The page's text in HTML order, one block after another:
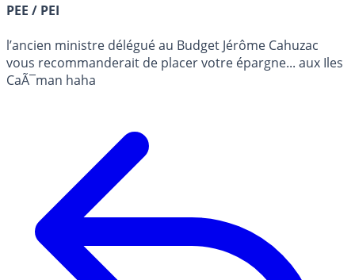
PEE / PEI
l’ancien ministre délégué au Budget Jérôme Cahuzac
vous recommanderait de placer votre épargne... aux Iles
CaÃ¯man haha